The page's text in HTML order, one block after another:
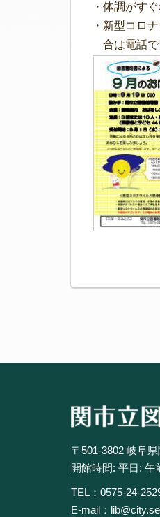
・体調がす
・新型コロ
合は電話で
〒501-3802 岐阜
開館時間: 平日: 午
TEL：0575-24-
E-mail：